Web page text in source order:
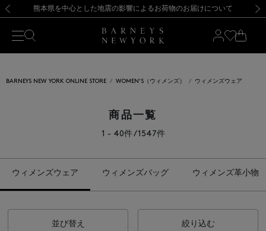
新規登録のお客様も対象！＜MY BARNEYS＞会員のお客様は11,000円（税込）以上のお買上げで常時送料無料！お買い物の際は会員登録を！
【夏季休業に伴う返品・交換承り一時停止のお知らせ】（2026.8.5）
熊本県を中心とした地震の影響によるお荷物のお届けについて
【開催中】SUMMER SALEのご案内・ご注意事項 新規登録のお客様も対象！＜MY BARNEYS＞会員のお客様は11,000円（税込）以上のお買上げで常時送料無料！お買い物の際は会員登録を！
【夏季休業に伴う返品・交換承り一時停止のお知らせ】（2026.8.5）
BARNEYS NEW YORK ONLINE STORE WOMEN'S（ウィメンズ） ウィメンズウェア
商品一覧
1 - 40件 / 1547件
ウィメンズウェア ウィメンズバッグ ウィメンズ革小物
並び替え 絞り込む